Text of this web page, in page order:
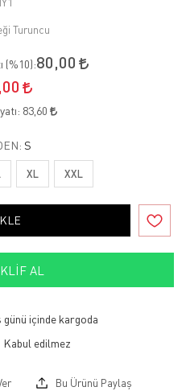
Turuncu
(%10):80,00
83,60
S
XL XXL
AL
günü içinde kargoda
Bu Ürünü Paylaş